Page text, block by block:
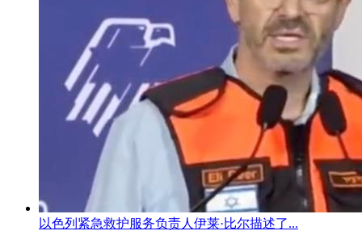
以色列紧急救护服务负责人伊莱·比尔描述了...